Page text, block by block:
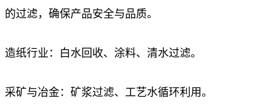
的过滤，确保产品安全与品质。
造纸行业：白水回收、涂料、清水过滤。
采矿与冶金：矿浆过滤、工艺水循环利用。